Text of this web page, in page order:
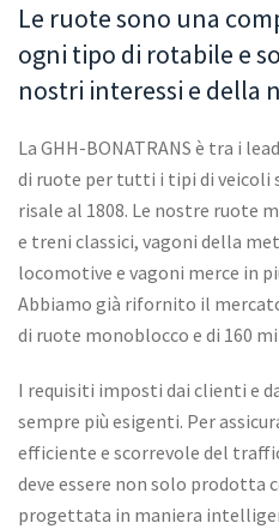
Le ruote sono una
ogni tipo di rotabile e
nostri interessi e della
La GHH-BONATRANS è tra i
di ruote per tutti i tipi di veicoli
risale al 1808. Le nostre ruote
e treni classici, vagoni della
locomotive e vagoni merce in
Abbiamo già rifornito il
di ruote monoblocco e di 160
I requisiti imposti dai clienti e
sempre più esigenti. Per
efficiente e scorrevole del
deve essere non solo prodotta
progettata in maniera